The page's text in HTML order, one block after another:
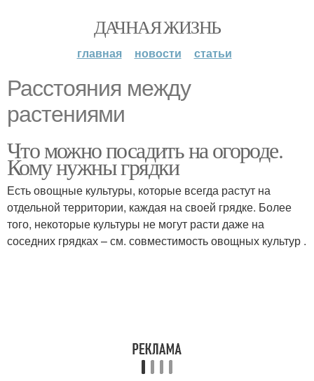
ДАЧНАЯ ЖИЗНЬ
главная новости статьи
Расстояния между
растениями
Что можно посадить на огороде.
Кому нужны грядки
Есть овощные культуры, которые всегда растут на
отдельной территории, каждая на своей грядке. Более
того, некоторые культуры не могут расти даже на
соседних грядках – см. совместимость овощных культур .